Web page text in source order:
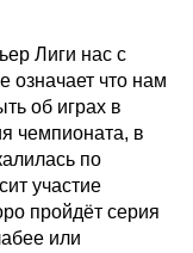
Лиги нас с
означает что нам
об играх в
чемпионата, в
по
участие
пройдёт серия
или